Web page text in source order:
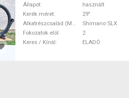
Állapot
használt
Kerék méret
29"
Alkatrészcsalád (MTB)
Shimano SLX
Fokozatok elöl
2
Keres / Kínál
ELADÓ